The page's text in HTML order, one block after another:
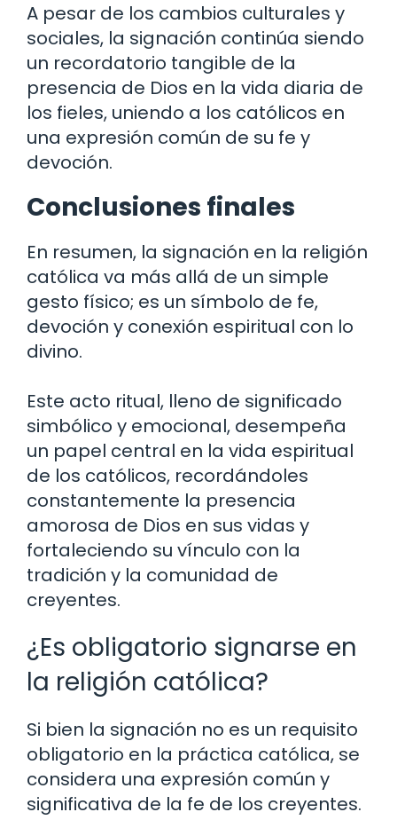
A pesar de los cambios culturales y
sociales, la signación continúa siendo
un recordatorio tangible de la
presencia de Dios en la vida diaria de
los fieles, uniendo a los católicos en
una expresión común de su fe y
devoción.
Conclusiones finales
En resumen, la signación en la religión
católica va más allá de un simple
gesto físico; es un símbolo de fe,
devoción y conexión espiritual con lo
divino.
Este acto ritual, lleno de significado
simbólico y emocional, desempeña
un papel central en la vida espiritual
de los católicos, recordándoles
constantemente la presencia
amorosa de Dios en sus vidas y
fortaleciendo su vínculo con la
tradición y la comunidad de
creyentes.
¿Es obligatorio signarse en
la religión católica?
Si bien la signación no es un requisito
obligatorio en la práctica católica, se
considera una expresión común y
significativa de la fe de los creyentes.